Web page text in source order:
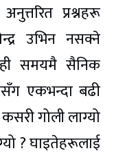
प्रश्नहरू
उभिन नसक्ने
समयमै सैनिक
एकभन्दा बढी
गोली लाग्यो
? घाइतेहरूलाई